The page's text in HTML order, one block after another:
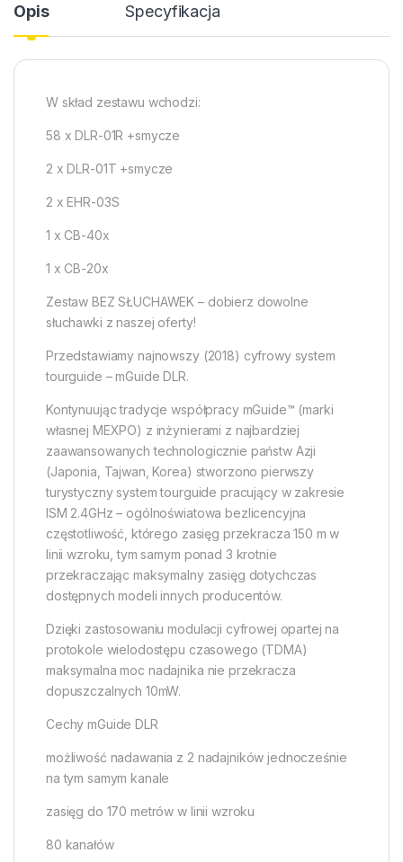
Opis Specyfikacja
W skład zestawu wchodzi:
58 x DLR-01R +smycze
2 x DLR-01T +smycze
2 x EHR-03S
1 x CB-40x
1 x CB-20x
Zestaw BEZ SŁUCHAWEK – dobierz dowolne
słuchawki z naszej oferty!
Przedstawiamy najnowszy (2018) cyfrowy system
tourguide – mGuide DLR.
Kontynuując tradycje współpracy mGuide™ (marki
własnej MEXPO) z inżynierami z najbardziej
zaawansowanych technologicznie państw Azji
(Japonia, Tajwan, Korea) stworzono pierwszy
turystyczny system tourguide pracujący w zakresie
ISM 2.4GHz – ogólnoświatowa bezlicencyjna
częstotliwość, którego zasięg przekracza 150 m w
linii wzroku, tym samym ponad 3 krotnie
przekraczając maksymalny zasięg dotychczas
dostępnych modeli innych producentów.
Dzięki zastosowaniu modulacji cyfrowej opartej na
protokole wielodostępu czasowego (TDMA)
maksymalna moc nadajnika nie przekracza
dopuszczalnych 10mW.
Cechy mGuide DLR
możliwość nadawania z 2 nadajników jednocześnie
na tym samym kanale
zasięg do 170 metrów w linii wzroku
80 kanałów